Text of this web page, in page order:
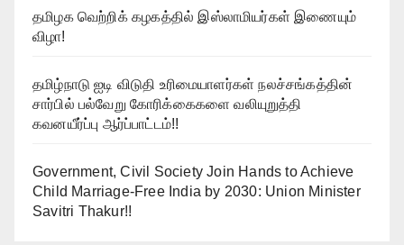
தமிழக வெற்றிக் கழகத்தில் இஸ்லாமியர்கள் இணையும்
விழா!
தமிழ்நாடு ஐடி விடுதி உரிமையாளர்கள் நலச்சங்கத்தின்
சார்பில் பல்வேறு கோரிக்கைகளை வலியுறுத்தி
கவனயீர்ப்பு ஆர்ப்பாட்டம்!!
Government, Civil Society Join Hands to Achieve
Child Marriage-Free India by 2030: Union Minister
Savitri Thakur!!